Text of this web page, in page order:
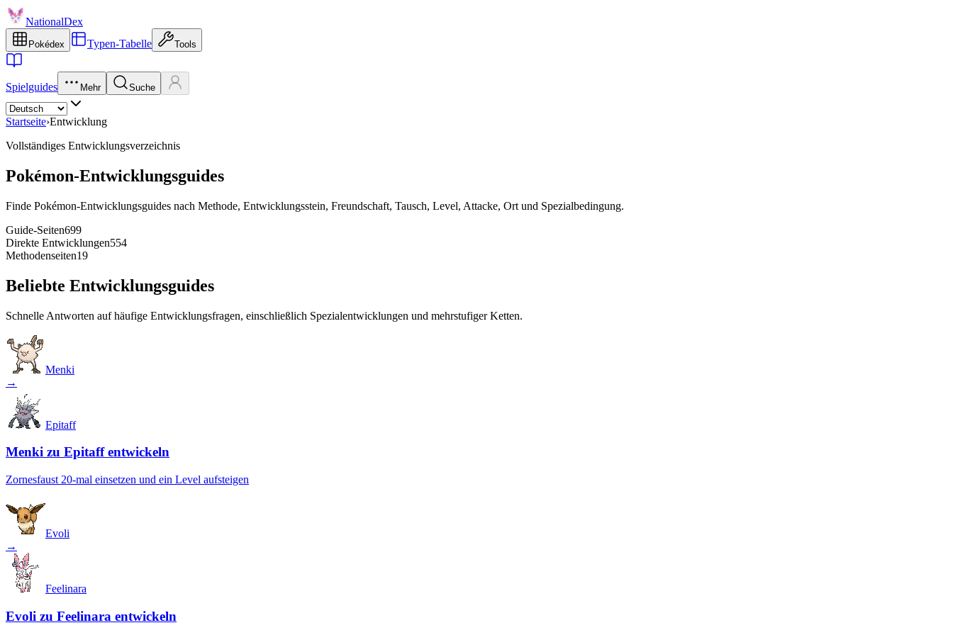
NationalDex
Pokédex Typen-Tabelle Tools
Spielguides Mehr Suche
Startseite›Entwicklung
Vollständiges Entwicklungsverzeichnis
Pokémon-Entwicklungsguides
Finde Pokémon-Entwicklungsguides nach Methode, Entwicklungsstein, Freundschaft, Tausch, Level, Attacke, Ort und Spezialbedingung.
Guide-Seiten699
Direkte Entwicklungen554
Methodenseiten19
Beliebte Entwicklungsguides
Schnelle Antworten auf häufige Entwicklungsfragen, einschließlich Spezialentwicklungen und mehrstufiger Ketten.
Menki
→
Epitaff
Menki zu Epitaff entwickeln
Zornesfaust 20-mal einsetzen und ein Level aufsteigen
Evoli
→
Feelinara
Evoli zu Feelinara entwickeln